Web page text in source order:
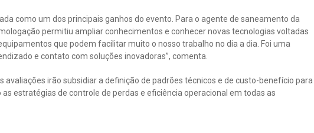
como um dos principais ganhos do evento. Para o agente de saneamento da
permitiu ampliar conhecimentos e conhecer novas tecnologias voltadas
que podem facilitar muito o nosso trabalho no dia a dia. Foi uma
e contato com soluções inovadoras”, comenta.
avaliações irão subsidiar a definição de padrões técnicos e de custo-benefício para
estratégias de controle de perdas e eficiência operacional em todas as